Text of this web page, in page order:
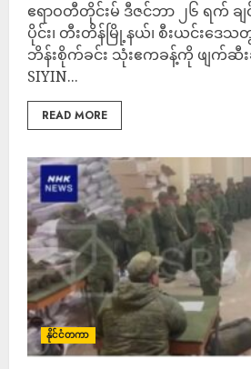
ဧရာဝတီတိုင်းမ် ဒီဇင်ဘာ ၂၆ ရက် ချ
ပိုင်း၊ တီးတိန်မြို့နယ်၊ စီးယင်းဒေ
ဘိန်းစိုက်ခင်း သုံးဧကခန့်ကို ဖျက်ဆီးခဲ့
SIYIN...
READ MORE
နိုင်ငံတကာ